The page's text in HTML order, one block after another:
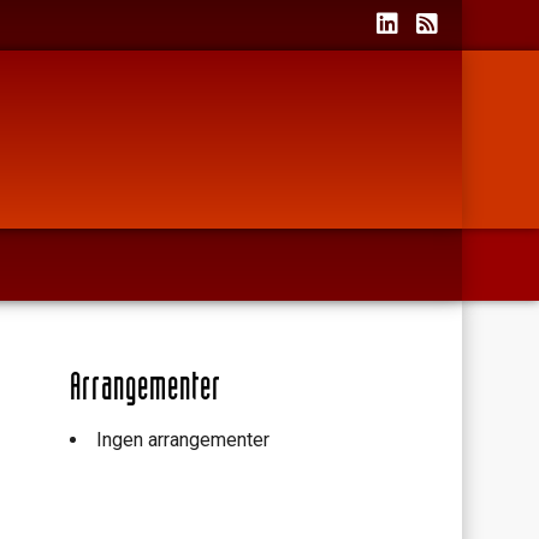
Arrangementer
Ingen arrangementer